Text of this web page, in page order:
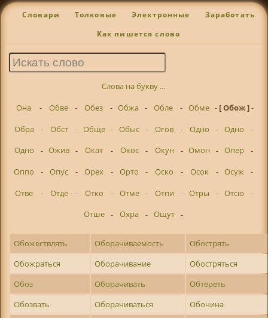
Словари Толковые Электронные Заработать
Как пишется слово
Слова на букву ...
Она
- Обве - Обез - Обжа - Обле - Обме - [ Обож ]-
Обра
- Обст - Обще - Обыс - Огов - Одно - Одно
-
Одно
- Ожив - Окат - Окос - Окун - Омон - Опер
-
Оппо
- Опус - Орех - Орто - Оско - Осок - Осуж
-
Отве
- Отде - Отко - Отме - Отпи - Отры - Отсю
-
Отше - Охра - Ощут -
Обожествлять Оборачиваемость
Обострять
Обожраться
Оборачивание
Обостряться
Обоз
Оборачивать
Обтереть
Обозвать
Оборачиваться
Обочина